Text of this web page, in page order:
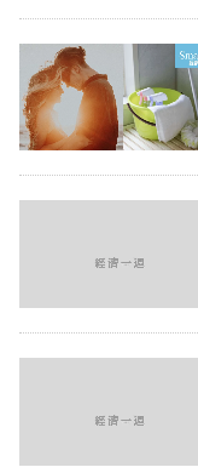
業
科
技
生